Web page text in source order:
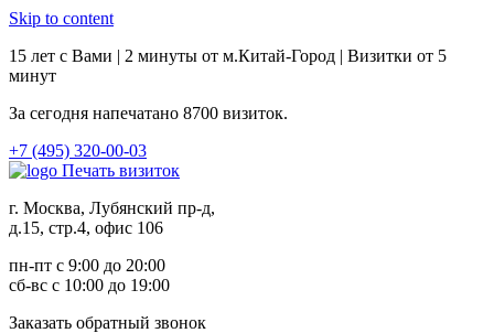
Skip to content
15 лет с Вами | 2 минуты от м.Китай-Город | Визитки от 5
минут
За сегодня напечатано 8700 визиток.
+7 (495) 320-00-03
Печать визиток
г. Москва, Лубянский пр-д,
д.15, стр.4, офис 106
пн-пт с 9:00 до 20:00
сб-вс с 10:00 до 19:00
Заказать обратный звонок